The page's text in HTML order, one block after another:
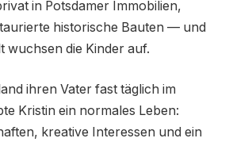
in Potsdamer Immobilien,
historische Bauten — und
wuchsen die Kinder auf.
ihren Vater fast täglich im
Kristin ein normales Leben:
kreative Interessen und ein